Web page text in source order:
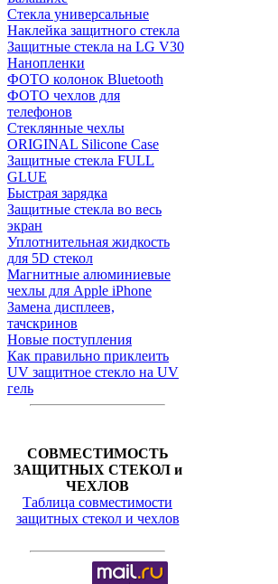
Стекла универсальные
Наклейка защитного стекла
Защитные стекла на LG V30
Нанопленки
ФОТО колонок Bluetooth
ФOTO чехлов для
телефонов
Стеклянные чехлы
ORIGINAL Silicone Case
Защитные стекла FULL
GLUE
Быстрая зарядка
Защитные стекла во весь
экран
Уплотнительная жидкость
для 5D стекол
Магнитные алюминиевые
чехлы для Apple iPhone
Замена дисплеев,
тачскринов
Новые поступления
Как правильно приклеить
UV защитное стекло на UV
гель
СОВМЕСТИМОСТЬ
ЗАЩИТНЫХ СТЕКОЛ и
ЧЕХЛОВ
Таблица совместимости
защитных стекол и чехлов